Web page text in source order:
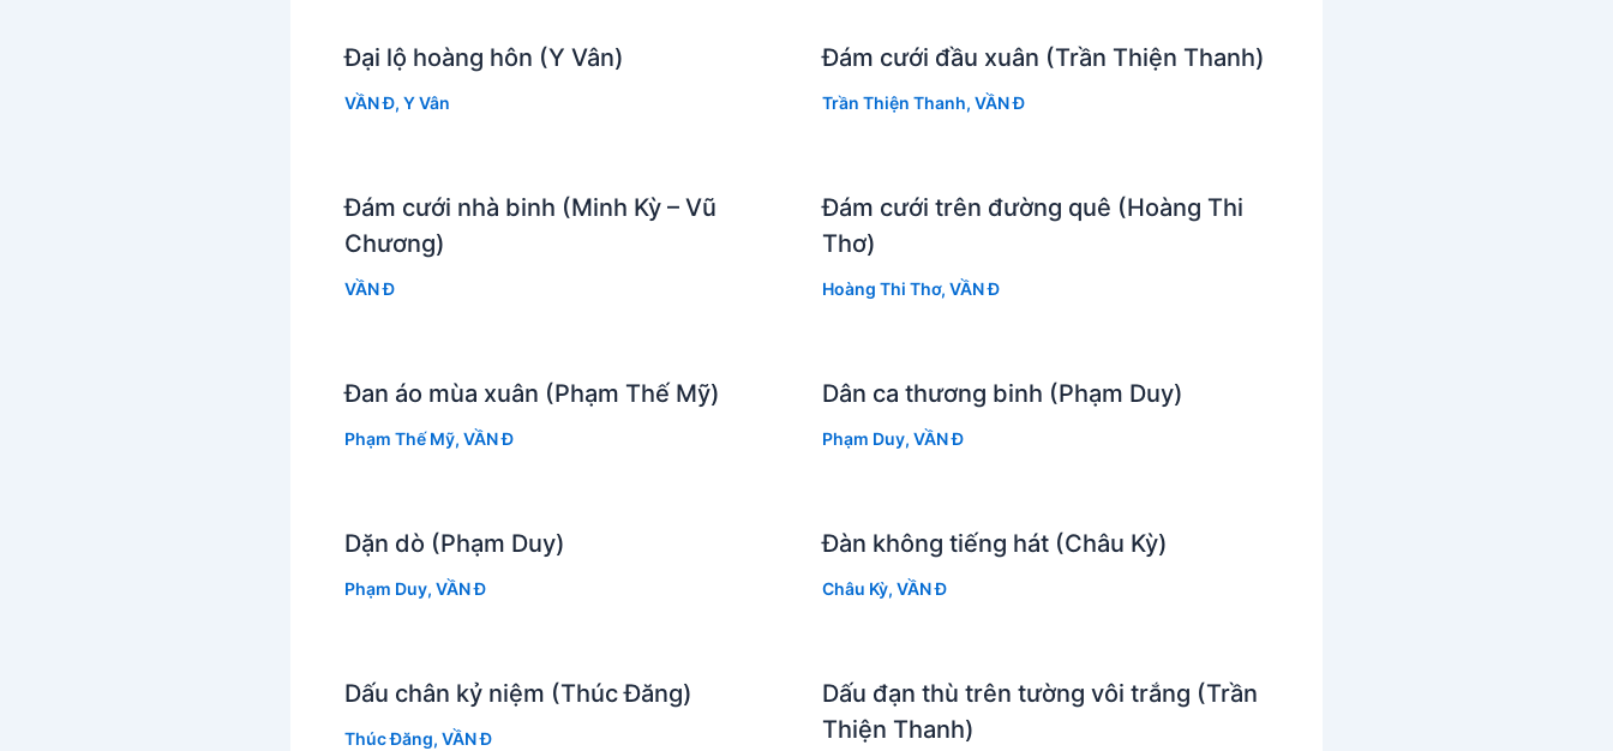
Đại lộ hoàng hôn (Y Vân)
VẦN Đ, Y Vân
Đám cưới đầu xuân (Trần Thiện Thanh)
Trần Thiện Thanh, VẦN Đ
Đám cưới nhà binh (Minh Kỳ – Vũ
Chương)
VẦN Đ
Đám cưới trên đường quê (Hoàng Thi
Thơ)
Hoàng Thi Thơ, VẦN Đ
Đan áo mùa xuân (Phạm Thế Mỹ)
Phạm Thế Mỹ, VẦN Đ
Dân ca thương binh (Phạm Duy)
Phạm Duy, VẦN Đ
Dặn dò (Phạm Duy)
Phạm Duy, VẦN Đ
Đàn không tiếng hát (Châu Kỳ)
Châu Kỳ, VẦN Đ
Dấu chân kỷ niệm (Thúc Đăng)
Thúc Đăng, VẦN Đ
Dấu đạn thù trên tường vôi trắng (Trần
Thiện Thanh)